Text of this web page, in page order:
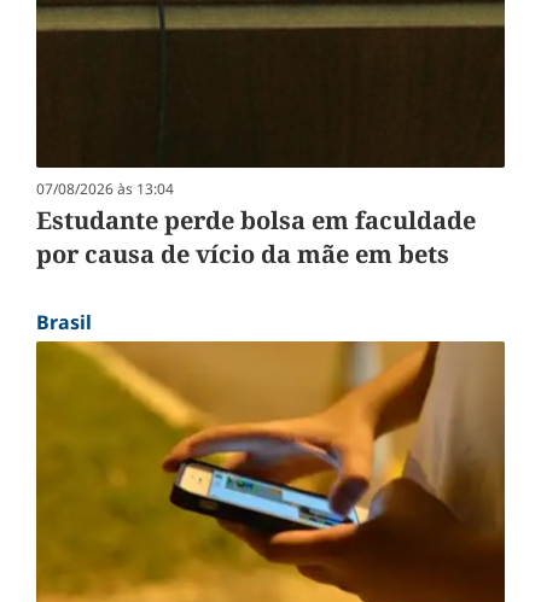
07/08/2026 às 13:04
Estudante perde bolsa em faculdade
por causa de vício da mãe em bets
Brasil